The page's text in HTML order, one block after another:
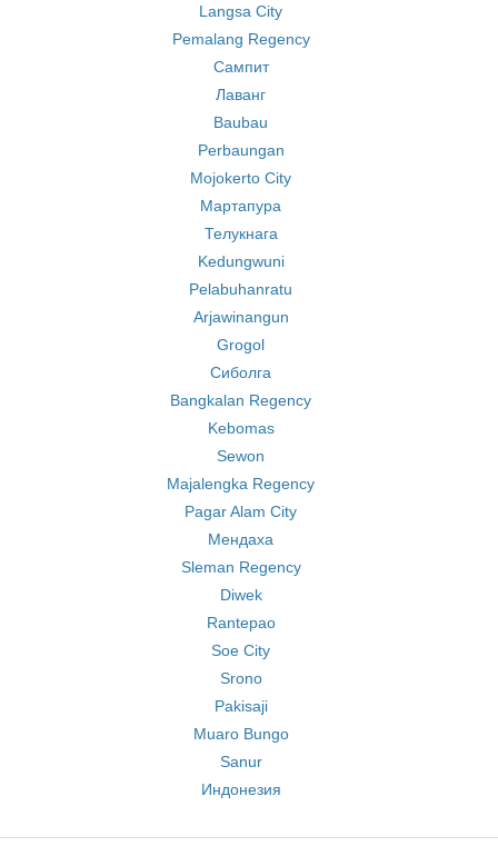
Langsa City
Pemalang Regency
Сампит
Лаванг
Baubau
Perbaungan
Mojokerto City
Мартапура
Телукнага
Kedungwuni
Pelabuhanratu
Arjawinangun
Grogol
Сиболга
Bangkalan Regency
Kebomas
Sewon
Majalengka Regency
Pagar Alam City
Мендаха
Sleman Regency
Diwek
Rantepao
Soe City
Srono
Pakisaji
Muaro Bungo
Sanur
Индонезия